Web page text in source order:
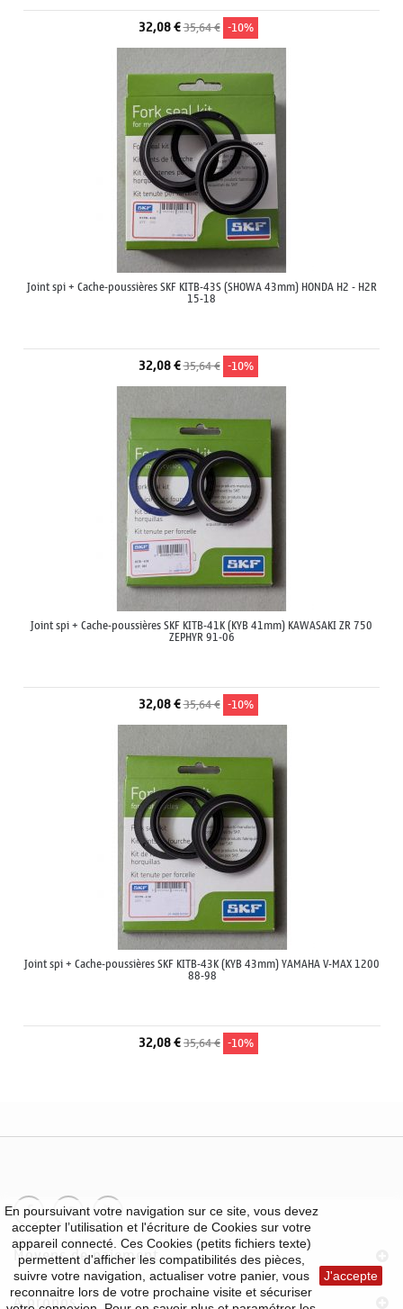
32,08 €35,64 € -10%
Joint spi + Cache-poussières SKF KITB-43S (SHOWA 43mm) HONDA H2 - H2R
15-18
32,08 €35,64 € -10%
Joint spi + Cache-poussières SKF KITB-41K (KYB 41mm) KAWASAKI ZR 750
ZEPHYR 91-06
32,08 €35,64 € -10%
Joint spi + Cache-poussières SKF KITB-43K (KYB 43mm) YAMAHA V-MAX 1200
88-98
32,08 €35,64 € -10%
Moyens de paiement
À propos
En poursuivant votre navigation sur ce site, vous devez
accepter l’utilisation et l'écriture de Cookies sur votre
appareil connecté. Ces Cookies (petits fichiers texte)
permettent d'afficher les compatibilités des pièces,
suivre votre navigation, actualiser votre panier, vous
reconnaitre lors de votre prochaine visite et sécuriser
J'accepte